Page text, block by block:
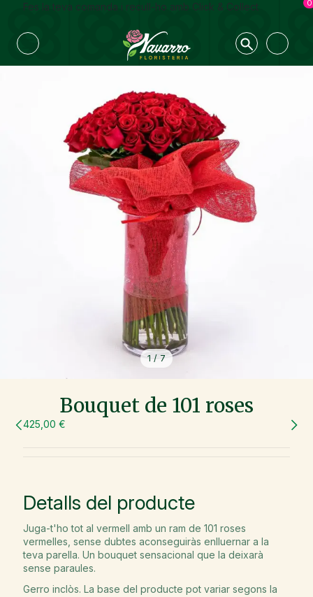
Fes la teva comanda i recull-ho amb Click & Collect 0
1/7
Bouquet de 101 roses
425,00 €
Detalls del producte
Juga-t'ho tot al vermell amb un ram de 101 roses
vermelles, sense dubtes aconseguiràs enlluernar a la
teva parella. Un bouquet sensacional que la deixarà
sense paraules.
Gerro inclòs. La base del producte pot variar segons la